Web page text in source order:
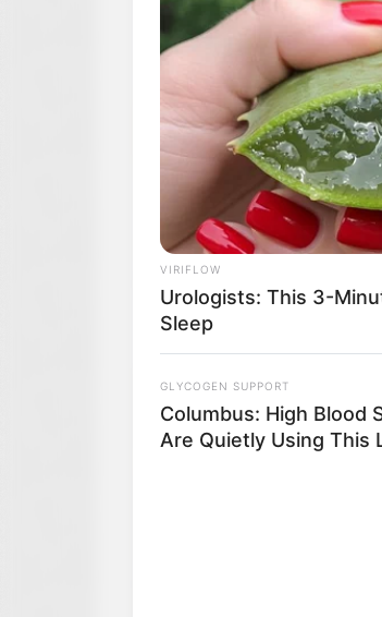
VIRIFLOW
Urologists: This 3-
Sleep
GLYCOGEN SUPPORT
Columbus: High Blood
Are Quietly Using This